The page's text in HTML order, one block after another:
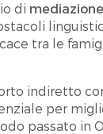
di
tra le
indiretto
per
passato in